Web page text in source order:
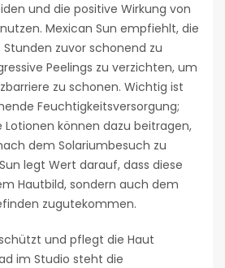
und die positive Wirkung von
Mexican Sun empfiehlt, die
zuvor schonend zu
Peelings zu verzichten, um
zu schonen. Wichtig ist
Feuchtigkeitsversorgung;
Lotionen können dazu beitragen,
dem Solariumbesuch zu
legt Wert darauf, dass diese
Hautbild, sondern auch dem
zugutekommen.
und pflegt die Haut
im Studio steht die